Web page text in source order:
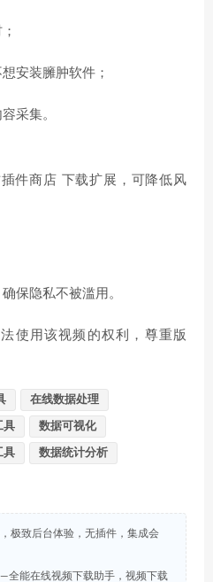
安装臃肿软件；
采集。
件商店 下载扩展，可降低风
保隐私不被滥用。
使用该视频的权利，尊重版
在线数据处理
具 数据可视化
具 数据统计分析
极致后台体验，无插件，集成会
全能在线视频下载助手，视频下载